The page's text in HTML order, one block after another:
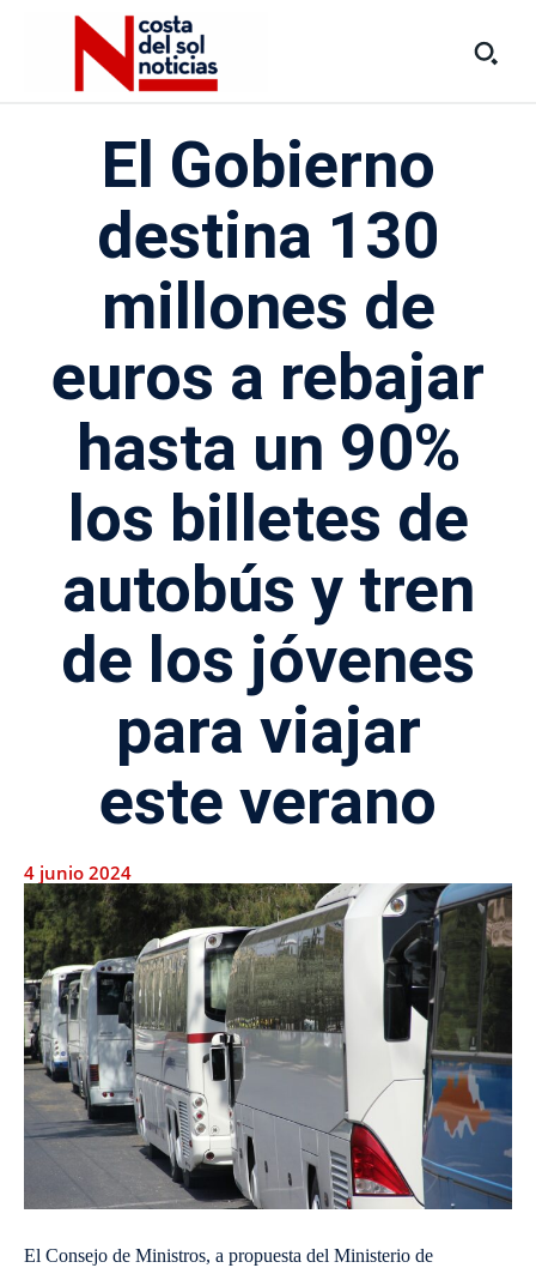
El Gobierno
destina 130
millones de
euros a rebajar
hasta un 90%
los billetes de
autobús y tren
de los jóvenes
para viajar
este verano
4 junio 2024
El Consejo de Ministros, a propuesta del Ministerio de